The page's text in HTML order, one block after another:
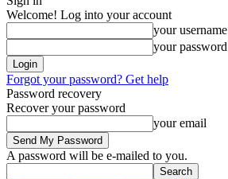
Welcome! Log into your account
your username
your password
Forgot your password? Get help
Password recovery
Recover your password
your email
A password will be e-mailed to you.